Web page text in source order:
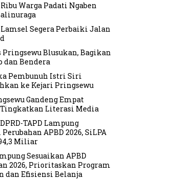
Warga Padati Ngaben
Segera Perbaiki Jalan
Pringsewu Blusukan, Bagikan
dan Bendera
Pembunuh Istri Siri
ke Kejari Pringsewu
Gandeng Empat
Literasi Media
TAPD Lampung
APBD 2026, SiLPA
Miliar
Sesuaikan APBD
2026, Prioritaskan Program
dan Efisiensi Belanja